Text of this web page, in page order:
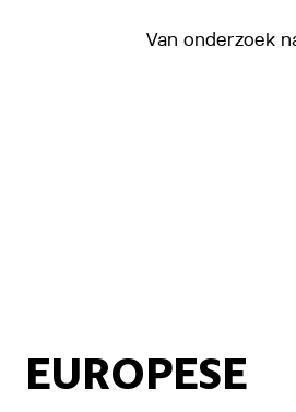
Van onderzoek
EUROPESE